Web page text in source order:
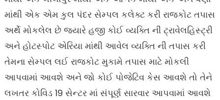
માંથી એક એમ કુલ પંદર સેમ્પલ કલેક્ટ કરી રાજકોટ તપાસ
અર્થે મોકલેલ છે જ્યારે હજી કોઈ વ્યક્તિ ની ટ્રાવેલહિસ્ટ્રી
અને હોટસ્પોટ એરિયા માંથી આવેલ વ્યક્તિ ની તપાસ કરી
તેમના સેમ્પલ લઈ રાજકોટ મુકામે તપાસ માટે મોકલી
આપવામાં આવશે અને જો કોઈ પોજેટિવ કેસ આવશે તો તેને
લખતર કોવિડ 19 સેન્ટર માં સંપૂર્ણ સારવાર આપવામાં આવશે